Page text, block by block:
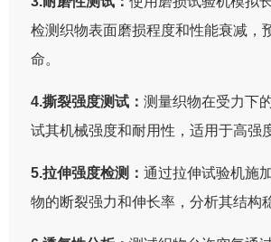
检测织物表面磨损程度和性能衰减，
命。
4.撕裂强度测试：测量织物在受力下
试其机械强度和耐用性，适用于高强
5.拉伸强度检测：通过拉伸试验机施
物的断裂强力和伸长率，分析其结构